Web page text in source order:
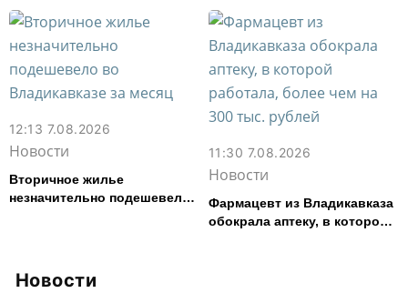
Новости
картофель
смыслов»
12:13 7.08.2026
Новости
Вторичное жилье
незначительно подешевело
11:30 7.08.2026
Новости
Фармацевт из Владикавказа
обокрала аптеку, в которой